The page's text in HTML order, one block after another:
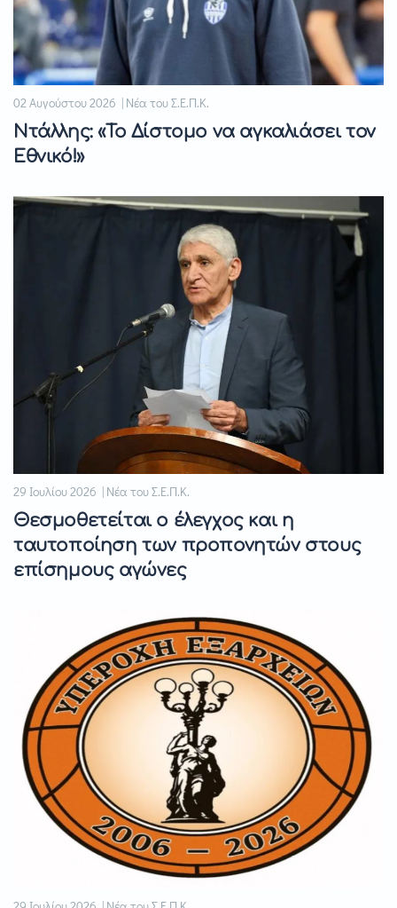
02 Αυγούστου 2026 | Νέα του Σ.Ε.Π.Κ.
Ντάλλης: «Το Δίστομο να αγκαλιάσει τον
Εθνικό!»
29 Ιουλίου 2026 | Νέα του Σ.Ε.Π.Κ.
Θεσμοθετείται ο έλεγχος και η
ταυτοποίηση των προπονητών στους
επίσημους αγώνες